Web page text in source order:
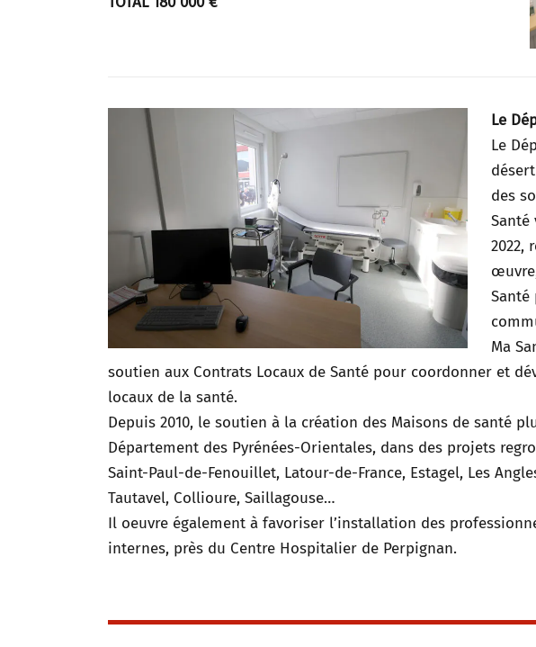
Le
Le
des
Santé
2022,
Ma
soutien aux Contrats Locaux de Santé pour coordonner et
locaux de la santé.
Depuis 2010, le soutien à la création des Maisons de santé
Département des Pyrénées-Orientales, dans des projets
Saint-Paul-de-Fenouillet, Latour-de-France, Estagel, Les
Tautavel, Collioure, Saillagouse…
Il oeuvre également à favoriser l’installation des
internes, près du Centre Hospitalier de Perpignan.